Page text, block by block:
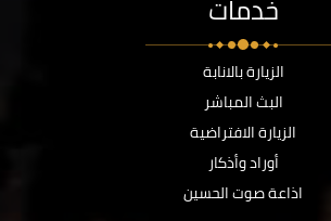
خدمات
الزيارة بالانابة
البث المباشر
الزيارة الافتراضية
أوراد وأذكار
اذاعة صوت الحسين